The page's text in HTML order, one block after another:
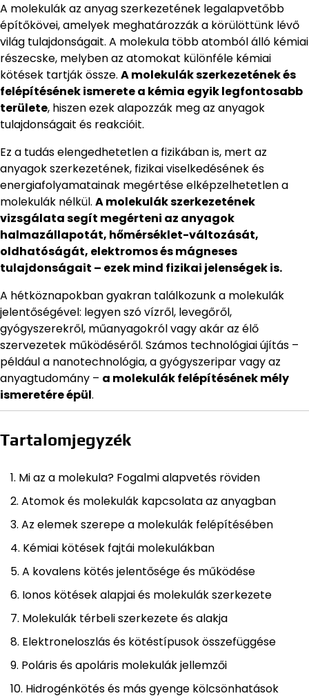
A molekulák az anyag szerkezetének legalapvetőbb
építőkövei, amelyek meghatározzák a körülöttünk lévő
világ tulajdonságait. A molekula több atomból álló kémiai
részecske, melyben az atomokat különféle kémiai
kötések tartják össze. A molekulák szerkezetének és
felépítésének ismerete a kémia egyik legfontosabb
területe, hiszen ezek alapozzák meg az anyagok
tulajdonságait és reakcióit.
Ez a tudás elengedhetetlen a fizikában is, mert az
anyagok szerkezetének, fizikai viselkedésének és
energiafolyamatainak megértése elképzelhetetlen a
molekulák nélkül. A molekulák szerkezetének
vizsgálata segít megérteni az anyagok
halmazállapotát, hőmérséklet-változását,
oldhatóságát, elektromos és mágneses
tulajdonságait – ezek mind fizikai jelenségek is.
A hétköznapokban gyakran találkozunk a molekulák
jelentőségével: legyen szó vízről, levegőről,
gyógyszerekről, műanyagokról vagy akár az élő
szervezetek működéséről. Számos technológiai újítás –
például a nanotechnológia, a gyógyszeripar vagy az
anyagtudomány – a molekulák felépítésének mély
ismeretére épül.
Tartalomjegyzék
Mi az a molekula? Fogalmi alapvetés röviden
Atomok és molekulák kapcsolata az anyagban
Az elemek szerepe a molekulák felépítésében
Kémiai kötések fajtái molekulákban
A kovalens kötés jelentősége és működése
Ionos kötések alapjai és molekulák szerkezete
Molekulák térbeli szerkezete és alakja
Elektroneloszlás és kötéstípusok összefüggése
Poláris és apoláris molekulák jellemzői
Hidrogénkötés és más gyenge kölcsönhatások